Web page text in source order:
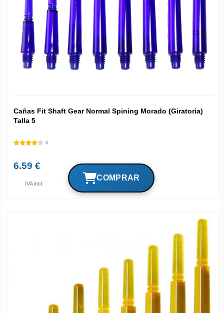
Cañas Fit Shaft Gear Normal Spining Morado (Giratoria)
Talla 5
4
6.59 €
IVA incl.